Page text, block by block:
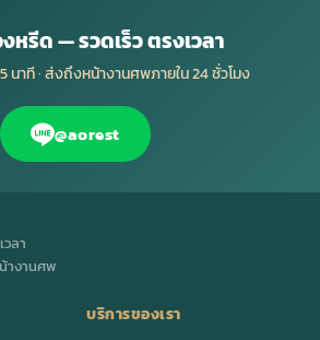
หรีด — รวดเร็ว ตรงเวลา
นาที · ส่งถึงหน้างานศพภายใน 24 ชั่วโมง
@aorest
ลา
างานศพ
บริการของเรา